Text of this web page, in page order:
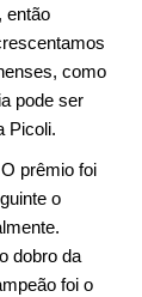
então
como
pode ser
Picoli.
prêmio foi
o
dobro da
foi o